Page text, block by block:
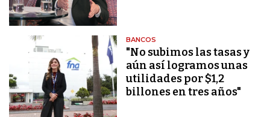
BANCOS
"No subimos las tasas y
aún así logramos unas
utilidades por $1,2
billones en tres años"